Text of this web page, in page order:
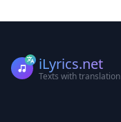
iLyrics.net
Texts with translation